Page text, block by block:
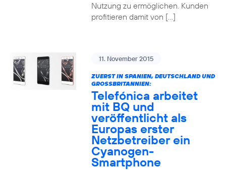
Nutzung zu ermöglichen. Kunden
profitieren damit von […]
11. November 2015
ZUERST IN SPANIEN, DEUTSCHLAND UND
GROSSBRITANNIEN:
Telefónica arbeitet
mit BQ und
veröffentlicht als
Europas erster
Netzbetreiber ein
Cyanogen-
Smartphone